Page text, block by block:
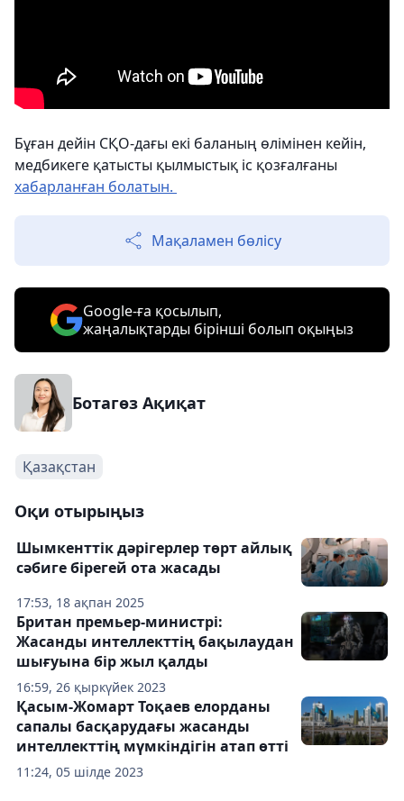
Бұған дейін СҚО-дағы екі баланың өлімінен кейін,
медбикеге қатысты қылмыстық іс қозғалғаны
хабарланған болатын.
Мақаламен бөлісу
Google-ға қосылып,
жаңалықтарды бірінші болып оқыңыз
Ботагөз Ақиқат
Қазақстан
Оқи отырыңыз
17:53, 18 ақпан 2025
Шымкенттік дәрігерлер төрт айлық
сәбиге бірегей ота жасады
16:59, 26 қыркүйек 2023
Британ премьер-министрі:
Жасанды интеллекттің бақылаудан
шығуына бір жыл қалды
11:24, 05 шілде 2023
Қасым-Жомарт Тоқаев елорданы
сапалы басқарудағы жасанды
интеллекттің мүмкіндігін атап өтті